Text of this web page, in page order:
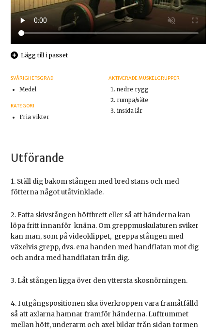
Lägg till i passet
SVÅRIGHETSGRAD
Medel
KATEGORI
Fria vikter
AKTIVERADE MUSKELGRUPPER
nedre rygg
rumpa/säte
insida lår
Utförande
1. Ställ dig bakom stången med bred stans och med
fötterna något utåtvinklade.
2. Fatta skivstången höftbrett eller så att händerna kan
löpa fritt innanför knäna. Om greppmuskulaturen sviker
kan man, som på videoklippet, greppa stången med
växelvis grepp, dvs. ena handen med handflatan mot dig
och andra med handflatan från dig.
3. Låt stången ligga över den yttersta skosnörningen.
4. I utgångspositionen ska överkroppen vara framåtfälld
så att axlarna hamnar framför händerna. Luftrummet
mellan höft, underarm och axel bildar från sidan formen